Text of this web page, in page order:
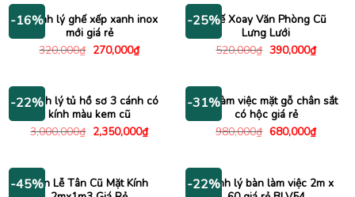
195,000₫.
-16%
Thanh lý ghế xếp xanh inox
mới giá rẻ
320,000₫ Giá
270,000₫Giá
hiện
270,000₫.
-25%Ghế Xoay Văn Phòng Cũ
Lưng Lưới
520,000₫ Giá
390,000₫Giá
hiện
-22%
Thanh lý tủ hồ sơ 3 cánh có
kính màu kem cũ
3,000,000₫ Giá
gốc
2,350,000₫Giá
hiện
2,350,000₫.
-31%
Bàn làm việc mặt gỗ chân sắt
có hộc giá rẻ
980,000₫ Giá
680,000₫Giá
hiện
-45%Bàn Lễ Tân Cũ Mặt Kính
-22%
Thanh lý bàn làm việc 2m x